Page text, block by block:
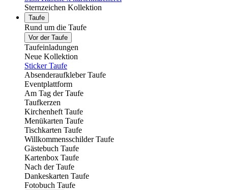
Sternzeichen Kollektion
Taufe
Rund um die Taufe
Vor der Taufe
Taufeinladungen
Neue Kollektion
Sticker Taufe
Absenderaufkleber Taufe
Eventplattform
Am Tag der Taufe
Taufkerzen
Kirchenheft Taufe
Menükarten Taufe
Tischkarten Taufe
Willkommensschilder Taufe
Gästebuch Taufe
Kartenbox Taufe
Nach der Taufe
Dankeskarten Taufe
Fotobuch Taufe